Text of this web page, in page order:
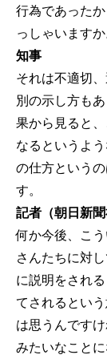
行為であった
っしゃいますか
知事
それは不適切
別の示し方も
果から見ると
なるというよ
の仕方という
す。
記者（朝日新聞
何か今後、こ
さんたちに対
に説明をされ
てされるとい
は思うんです
みたいなこと